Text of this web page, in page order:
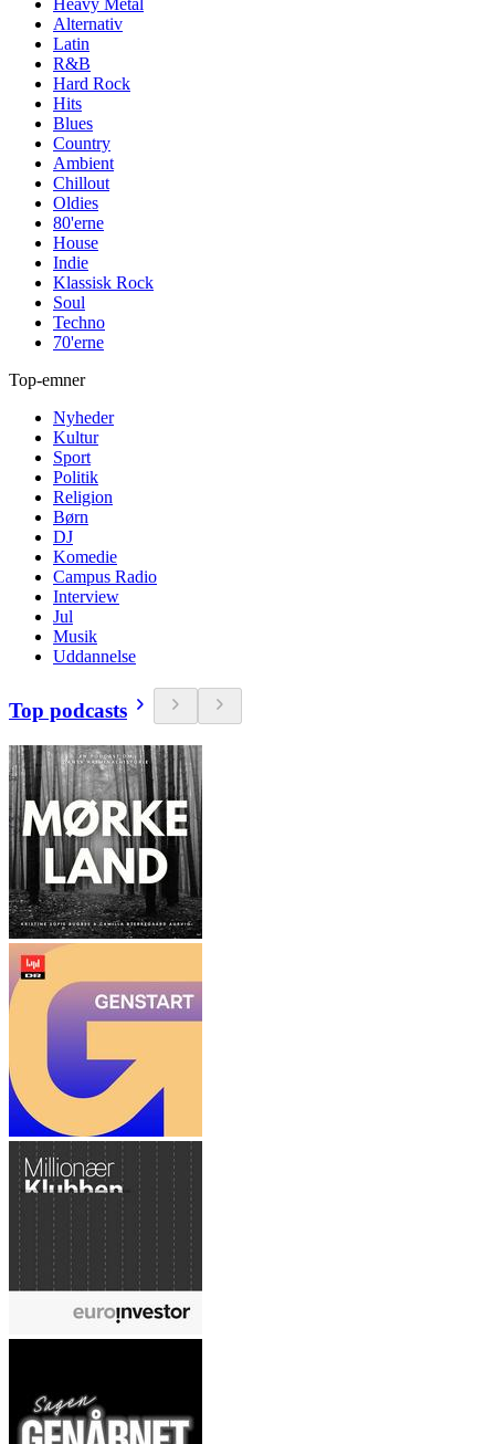
Heavy Metal
Alternativ
Latin
R&B
Hard Rock
Hits
Blues
Country
Ambient
Chillout
Oldies
80'erne
House
Indie
Klassisk Rock
Soul
Techno
70'erne
Top-emner
Nyheder
Kultur
Sport
Politik
Religion
Børn
DJ
Komedie
Campus Radio
Interview
Jul
Musik
Uddannelse
Top podcasts